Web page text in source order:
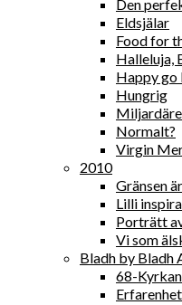
Den
Eldsjälar
Food for
Halleluja,
Happy go
Hungrig
Normalt?
Virgin
2010
Gränsen
Lilli
Porträtt
Vi som
Bladh by Bladh
68-Kyrkan